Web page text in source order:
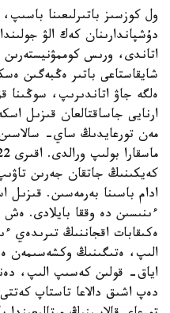
ول كوزسىز باتىرلىعىنا
دۇشپاندارىنان كەك الۋ
اتاندى، ورىس
شايقاستاعى باتىر ەڭبەگىن
ارنايى جاساقتالعان قىزىل
مەن تورعايدىڭ ساي- سالاسىن
كەيكىنىڭ جاتقان جەرىن
ادام باسىنا بەرمەسىن.
ءىنىسىن دە وققا بايلادى.
ەكىقابات اقجاننىڭ تىرىدەي
الىپ، ەتىگىنىڭ وكشەسىمەن
اياق- قولىن كەسىپ الىپ،
دەپ اشىق دالاعا تاستاپ